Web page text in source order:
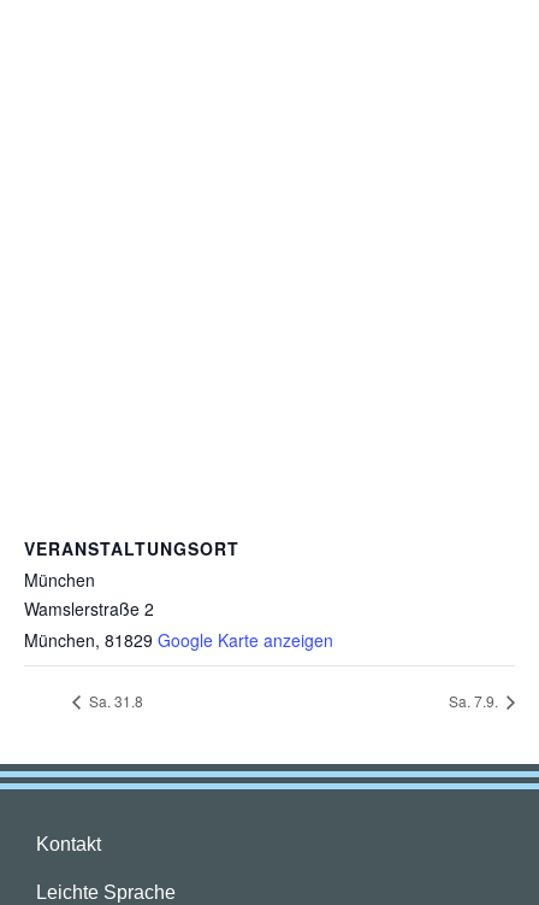
VERANSTALTUNGSORT
München
Wamslerstraße 2
München, 81829 Google Karte anzeigen
Sa. 31.8 Sa. 7.9.
Kontakt
Leichte Sprache